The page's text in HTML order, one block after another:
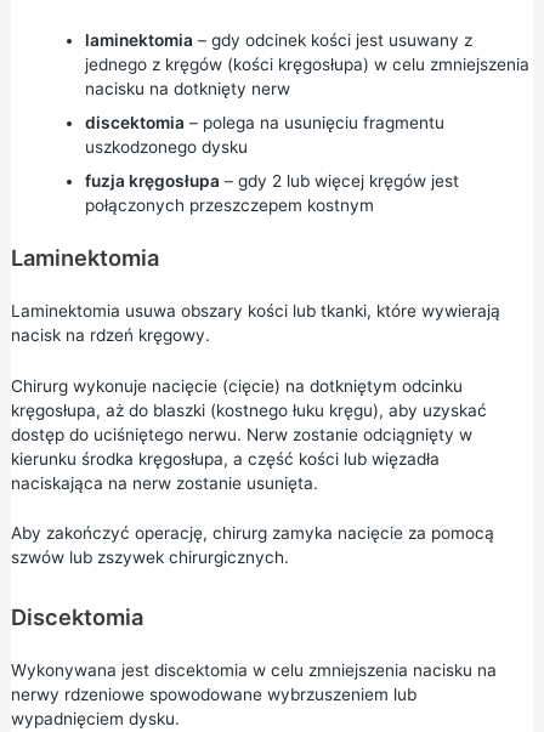
laminektomia – gdy odcinek kości jest usuwany z
jednego z kręgów (kości kręgosłupa) w celu zmniejszenia
nacisku na dotknięty nerw
discektomia – polega na usunięciu fragmentu
uszkodzonego dysku
fuzja kręgosłupa – gdy 2 lub więcej kręgów jest
połączonych przeszczepem kostnym
Laminektomia
Laminektomia usuwa obszary kości lub tkanki, które wywierają
nacisk na rdzeń kręgowy.
Chirurg wykonuje nacięcie (cięcie) na dotkniętym odcinku
kręgosłupa, aż do blaszki (kostnego łuku kręgu), aby uzyskać
dostęp do uciśniętego nerwu. Nerw zostanie odciągnięty w
kierunku środka kręgosłupa, a część kości lub więzadła
naciskająca na nerw zostanie usunięta.
Aby zakończyć operację, chirurg zamyka nacięcie za pomocą
szwów lub zszywek chirurgicznych.
Discektomia
Wykonywana jest discektomia w celu zmniejszenia nacisku na
nerwy rdzeniowe spowodowane wybrzuszeniem lub
wypadnięciem dysku.